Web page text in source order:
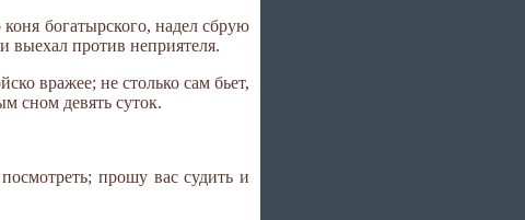
богатырского, надел сбрую
выехал против неприятеля.
вражее; не столько сам бьет,
сном девять суток.
прошу вас судить и